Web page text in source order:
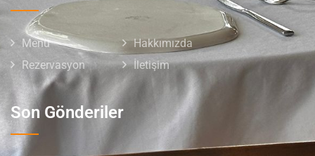
Menü
Hakkımızda
Rezervasyon
İletişim
Son Gönderiler